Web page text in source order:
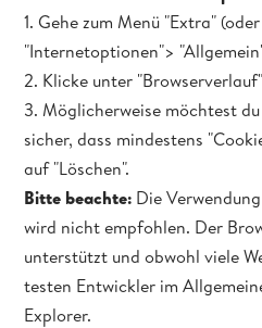
1. Gehe zum Menü "Extra"
"Internetoptionen">
2. Klicke unter
3. Möglicherweise möchtest
sicher, dass mindestens
auf "Löschen".
Bitte beachte: Die
wird nicht empfohlen. Der
unterstützt und obwohl viele
testen Entwickler im
Explorer.